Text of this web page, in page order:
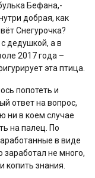
Бефана,-
добрая, как
Снегурочка?
дедушкой, а в
2017 года –
эта птица.
попотеть и
ответ на вопрос,
ни в коем случае
на палец. По
в виде
заработал не много,
копить знания.